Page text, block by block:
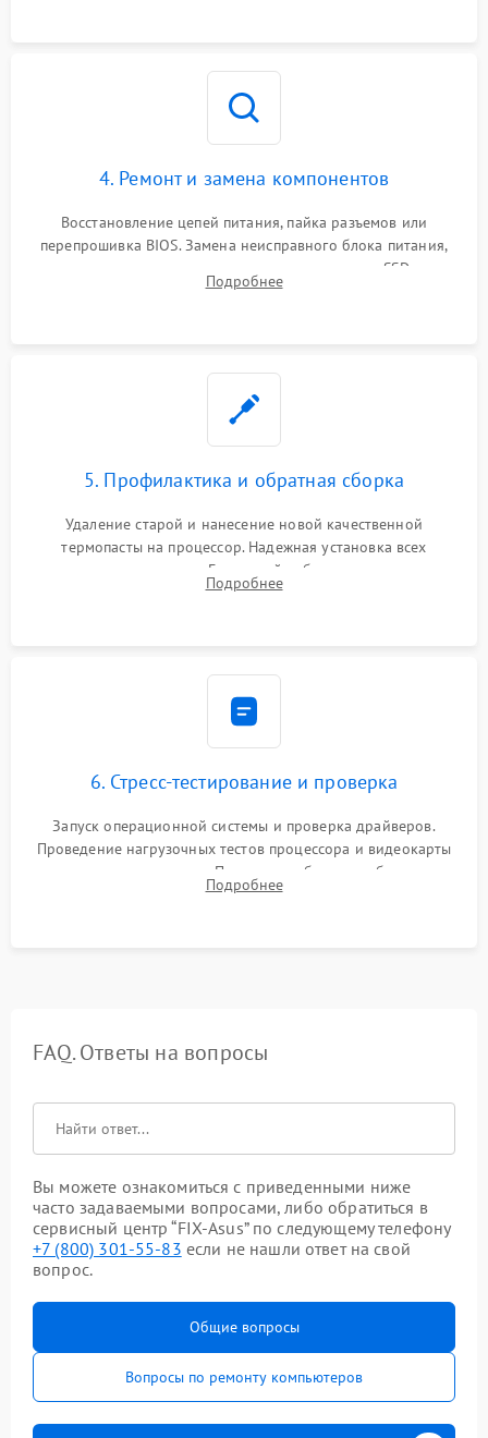
4. Ремонт и замена компонентов
Восстановление цепей питания, пайка разъемов или
перепрошивка BIOS. Замена неисправного блока питания,
видеокарты, процессора или установка нового SSD для
восстановления и повышения скорости работы системы.
Подробнее
5. Профилактика и обратная сборка
Удаление старой и нанесение новой качественной
термопасты на процессор. Надежная установка всех
комплектующих в слоты. Грамотный кабель-менеджмент для
обеспечения правильной циркуляции воздуха внутри
Подробнее
6. Стресс-тестирование и проверка
Запуск операционной системы и проверка драйверов.
Проведение нагрузочных тестов процессора и видеокарты
для контроля температур. Проверка работоспособности всех
USB-портов, аудиовыходов и сетевого подключения.
Подробнее
FAQ. Ответы на вопросы
Вы можете ознакомиться с приведенными ниже
часто задаваемыми вопросами, либо обратиться в
сервисный центр “FIX-Asus” по следующему телефону
+7 (800) 301-55-83 если не нашли ответ на свой
вопрос.
Общие вопросы
Вопросы по ремонту компьютеров